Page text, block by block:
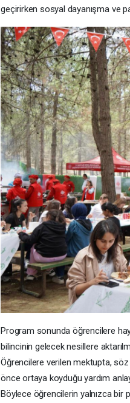
geçirirken sosyal dayanışma ve
Program sonunda öğrencilere
bilincinin gelecek nesillere
Öğrencilere verilen mektupta, söz
önce ortaya koyduğu yardım
Böylece öğrencilerin yalnızca bir